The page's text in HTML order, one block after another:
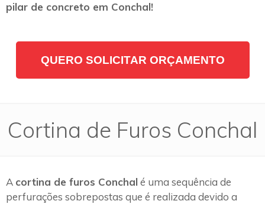
pilar de concreto em Conchal!
QUERO SOLICITAR ORÇAMENTO
Cortina de Furos Conchal
A cortina de furos Conchal é uma sequência de
perfurações sobrepostas que é realizada devido a